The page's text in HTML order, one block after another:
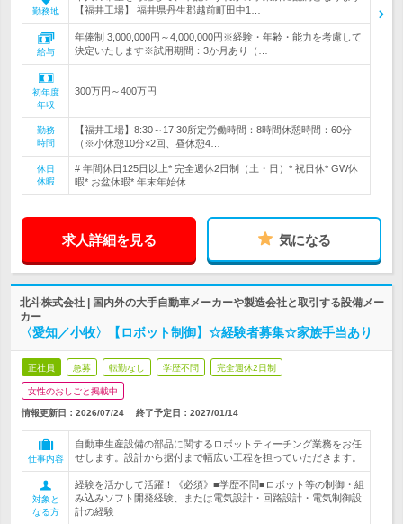
勤務地
【福井工場】 福井県丹生郡越前町田中1…
給与
年俸制 3,000,000円～4,000,000円※経験・年齢・能力を考慮して
決定いたします※試用期間：3か月あり（…
初年度
年収
300万円～400万円
勤務
時間
【福井工場】8:30～17:30所定労働時間：8時間休憩時間：60分
（※小休憩10分×2回、昼休憩4…
休日
休暇
# 年間休日125日以上* 完全週休2日制（土・日）* 祝日休* GW休
暇* お盆休暇* 年末年始休…
求人詳細を見る 気になる
北斗株式会社 | 国内外の大手自動車メーカーや製造会社と取引する設備メー
カー
〈愛知／小牧〉【ロボット制御】☆経験者募集☆家族手当あり
正社員 急募 転勤なし 学歴不問 完全週休2日制
女性のおしごと掲載中
情報更新日：2026/07/24 終了予定日： 2027/01/14
仕事内容
自動車生産設備の部品に関するロボットティーチング業務をお任
せします。設計から据付まで幅広い工程を担っていただきます。
対象と
なる方
経験を活かして活躍！《必須》■学歴不問■ロボット等の制御・組
み込みソフト開発経験、または電気設計・回路設計・電気制御設
計の経験